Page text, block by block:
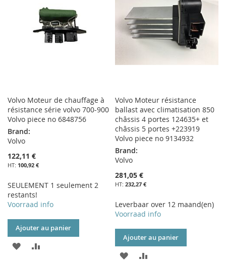
D’ENVIE
LISTE
D’ENVIE
Volvo Moteur de chauffage à
résistance série volvo 700-900
Volvo piece no 6848756
Brand:
Volvo
122,11 €
100,92 €
SEULEMENT 1 seulement 2
restants!
Voorraad info
Ajouter au panier
AJOUTER
Volvo Moteur résistance
ballast avec climatisation 850
châssis 4 portes 124635+ et
châssis 5 portes +223919
Volvo piece no 9134932
Brand:
Volvo
281,05 €
232,27 €
Leverbaar over 12 maand(en)
Voorraad info
Ajouter au panier
AJOUTER